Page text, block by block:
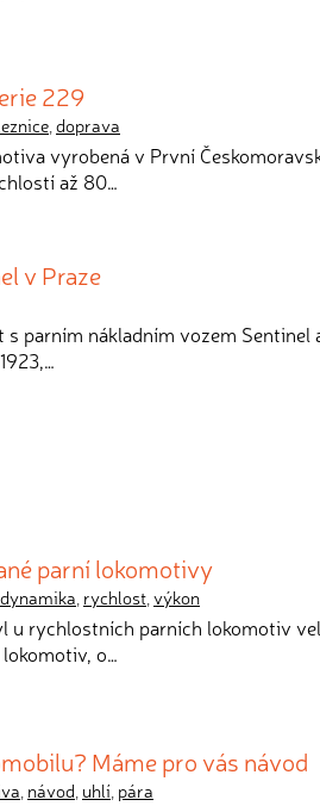
229
,doprava
vyrobená v První
až 80…
v Praze
s parním nákladním vozem Sentinel
parní lokomotivy
, rychlost,výkon
u rychlostních parních lokomotiv
o…
Máme pro vás návod
, návod, uhlí, pára